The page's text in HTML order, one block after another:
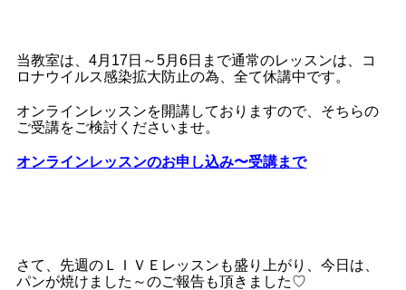
当教室は、4月17日～5月6日まで通常のレッスンは、コ
ロナウイルス感染拡大防止の為、全て休講中です。
オンラインレッスンを開講しておりますので、そちらの
ご受講をご検討くださいませ。
オンラインレッスンのお申し込み〜受講まで
さて、先週のＬＩＶＥレッスンも盛り上がり、今日は、
パンが焼けました～のご報告も頂きました♡